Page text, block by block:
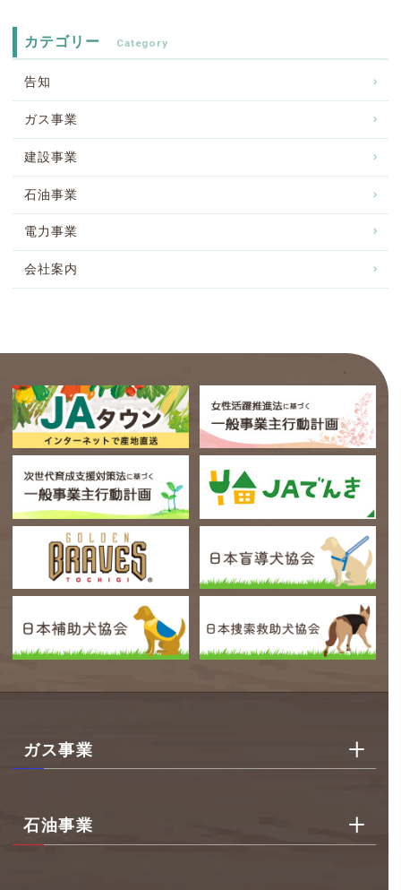
カテゴリー
告知
ガス事業
建設事業
石油事業
電力事業
会社案内
ガス事業
石油事業